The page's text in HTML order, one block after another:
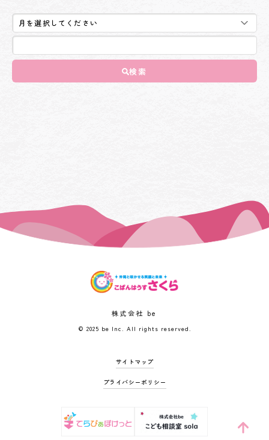
検索
株式会社 be
© 2025 be Inc. All rights reserved.
サイトマップ
プライバシーポリシー